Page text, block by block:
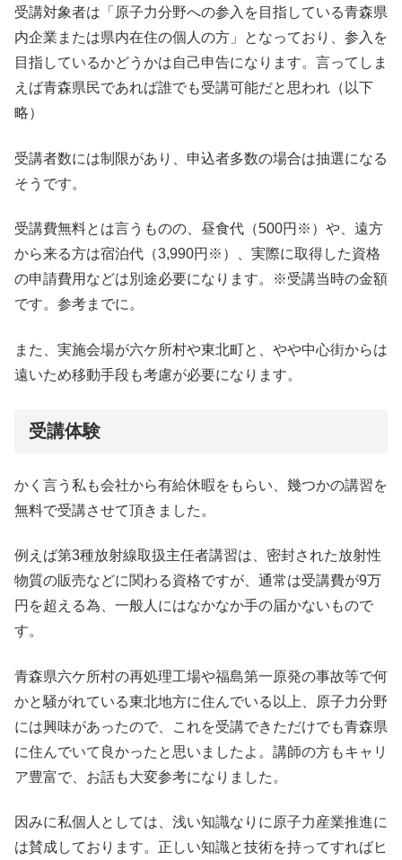
受講対象者は「原子力分野への参入を目指している青森県
内企業または県内在住の個人の方」となっており、参入を
目指しているかどうかは自己申告になります。言ってしま
えば青森県民であれば誰でも受講可能だと思われ（以下
略）
受講者数には制限があり、申込者多数の場合は抽選になる
そうです。
受講費無料とは言うものの、昼食代（500円※）や、遠方
から来る方は宿泊代（3,990円※）、実際に取得した資格
の申請費用などは別途必要になります。※受講当時の金額
です。参考までに。
また、実施会場が六ケ所村や東北町と、やや中心街からは
遠いため移動手段も考慮が必要になります。
受講体験
かく言う私も会社から有給休暇をもらい、幾つかの講習を
無料で受講させて頂きました。
例えば第3種放射線取扱主任者講習は、密封された放射性
物質の販売などに関わる資格ですが、通常は受講費が9万
円を超える為、一般人にはなかなか手の届かないもので
す。
青森県六ケ所村の再処理工場や福島第一原発の事故等で何
かと騒がれている東北地方に住んでいる以上、原子力分野
には興味があったので、これを受講できただけでも青森県
に住んでいて良かったと思いましたよ。講師の方もキャリ
ア豊富で、お話も大変参考になりました。
因みに私個人としては、浅い知識なりに原子力産業推進に
は賛成しております。正しい知識と技術を持ってすればヒ